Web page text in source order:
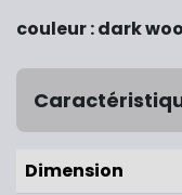
couleur : dark
Dimension